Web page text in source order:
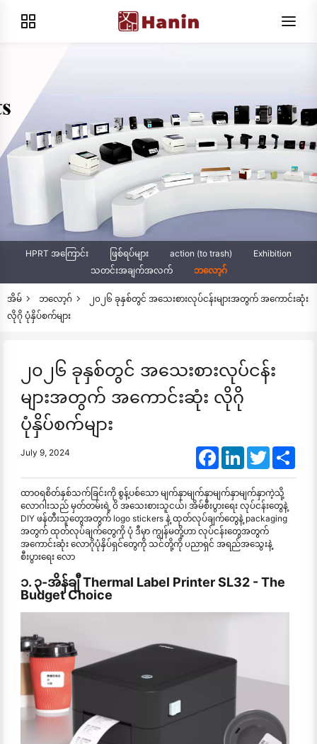
HPRT အကြောင်း ဖြစ်ရပ်များ action (to trash)
Exhibition
သတင်းအချက်အလက်
ဘလော့ဂ်
အိမ် ဘလော့ဂ်
၂၀၂၆ ခုနှစ်တွင် အသေးစားလုပ်ငန်းများအတွက် အကောင်းဆုံး
လိုဂို ပုံနှိပ်စက်များ
၂၀၂၆ ခုနှစ်တွင် အသေးစားလုပ်ငန်း
များအတွက် အကောင်းဆုံး လိုဂို
ပုံနှိပ်စက်များ
July 9, 2024 FacebookLinkedInTwitter
ထာဝရစိတ်နှစ်သက်ခြင်းကို စွန့်ပစ်သော မျက်နှာမျက်နှာမျက်နှာမျက်နှာကဲ့သို့
လောဂါးသည် မှတ်တမ်းရဲ့ ဝိ အသေးစားသူငယ်၊ အိမ်စီးပွားရေး လုပ်ငန်းတွေနဲ့
DIY ဖန်တီးသူတွေအတွက် logo stickers နဲ့ ထုတ်လုပ်ချက်တွေနဲ့ packaging
အတွက် ထုတ်လုပ်ချက်တွေကို ပုံ ဒီမှာ ကျွန်မတို့ဟာ လုပ်ငန်းတွေအတွက်
အကောင်းဆုံး လောဂိုပုံနှိပ်ရှင်တွေကို သင်တို့ကို ပညာရှင် အရည်အသွေးနဲ့
စီးပွားရေး လော
၁. ၃-အိန်ချီ Thermal Label Printer SL32 - The
Budget Choice